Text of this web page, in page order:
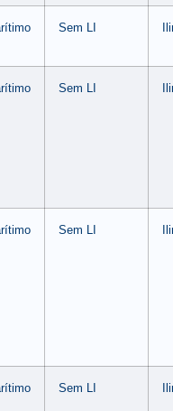
Sem LI
Sem LI
Sem LI
Sem LI